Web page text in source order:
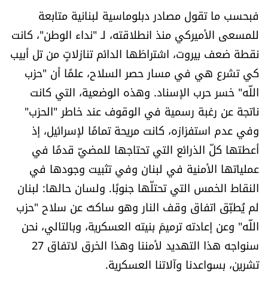
العالم
الصحافة الإسرائيلية
ثقافة وفنون
فصل من كتاب
اقرأ تضحك
كاميرا
سجالات
صحّة وصحن
فبحسب ما تقول مصادر دبلوماسية لبنانية متابعة
للمسعى الأميركي منذ انطلاقته، لـ "نداء الوطن"، كانت
نقطة ضعف بيروت، اشتراطَها الدائم تنازلاتٍ من تل أبيب
كي تشرع هي في مسار حصر السلاح، علمًا أن "حزب
اللّه" خسر حرب الإسناد. وهذه الوضعية، التي كانت
ناتجة عن رغبة رسمية في الوقوف عند خاطر "الحزب"
وفي عدم استفزازه، كانت مريحة تمامًا لإسرائيل، إذ
أعطتها كلّ الذرائع التي تحتاجها للمضيّ قدمًا في
عملياتها الأمنية في لبنان وفي تثبيت وجودها في
النقاط الخمس التي تحتلّها جنوبًا. ولسان حالها: لبنان
لم يُطبّق اتفاق وقف النار وهو ساكتٌ عن سلاح "حزب
اللّه" وعن إعادته ترميمَ بنيته العسكرية، وبالتالي، نحن
سنواجه هذا التهديد لأمننا وهذا الخرق لاتفاق 27
تشرين، بسواعدنا وآلاتنا العسكرية.